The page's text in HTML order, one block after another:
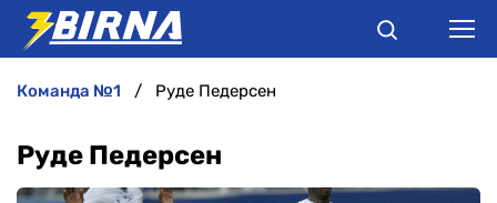
АНАЛІТИКА
команда №1 Руде Педерсен
Руде Педерсен